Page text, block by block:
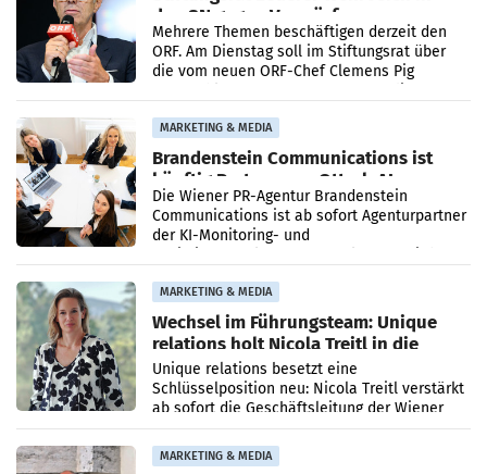
den SN gegen Vorwürfe
Mehrere Themen beschäftigen derzeit den
ORF. Am Dienstag soll im Stiftungsrat über
die vom neuen ORF-Chef Clemens Pig
MARKETING & MEDIA
Brandenstein Communications ist
künftig Partner von OtterlyAI
Die Wiener PR-Agentur Brandenstein
Communications ist ab sofort Agenturpartner
der KI-Monitoring- und
MARKETING & MEDIA
Wechsel im Führungsteam: Unique
relations holt Nicola Treitl in die
Geschäftsleitung
Unique relations besetzt eine
Schlüsselposition neu: Nicola Treitl verstärkt
ab sofort die Geschäftsleitung der Wiener
PR-Agentur an der Seite von Josef Kalina und
Anna Kalina-Mahr.
MARKETING & MEDIA